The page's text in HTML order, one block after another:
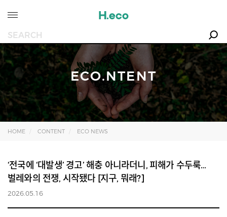
ECO.NTENT
HOME CONTENT ECO NEWS
‘전국에 ‘대발생’ 경고’ 해충 아니라더니, 피해가 수두룩…
벌레와의 전쟁, 시작됐다 [지구, 뭐래?]
2026.05.16